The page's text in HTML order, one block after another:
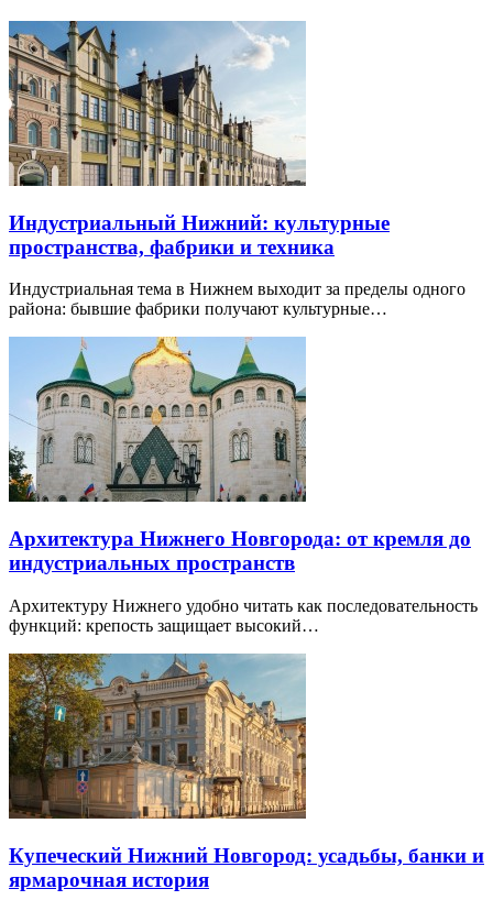
Индустриальный Нижний: культурные
пространства, фабрики и техника
Индустриальная тема в Нижнем выходит за пределы одного
района: бывшие фабрики получают культурные…
Архитектура Нижнего Новгорода: от кремля до
индустриальных пространств
Архитектуру Нижнего удобно читать как последовательность
функций: крепость защищает высокий…
Купеческий Нижний Новгород: усадьбы, банки и
ярмарочная история